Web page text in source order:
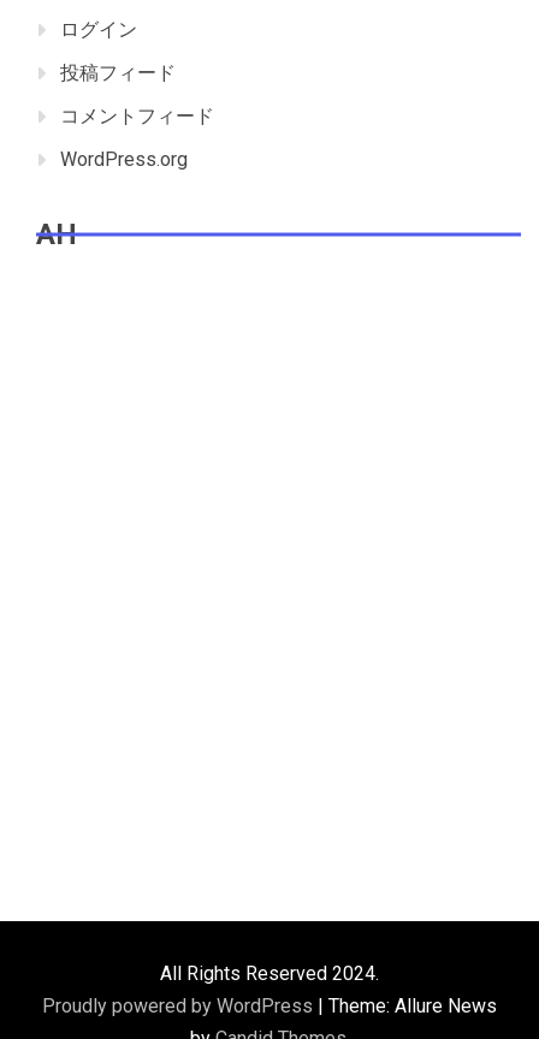
ログイン
投稿フィード
コメントフィード
WordPress.org
AH
All Rights Reserved 2024.
Proudly powered by WordPress | Theme: Allure News